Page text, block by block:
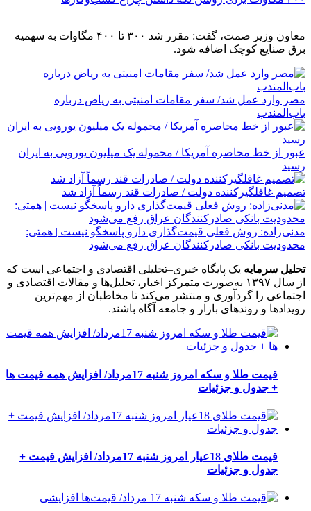
معاون وزیر صمت، گفت: مقرر شد ۳۰۰ تا ۴۰۰ مگاوات به سهمیه
برق صنایع کوچک اضافه شود.
مصر وارد عمل شد/ سفر مقامات امنیتی به ریاض درباره
باب‌المندب
عبور از خط محاصره آمریکا / محموله یک میلیون یورویی به ایران
رسید
تصمیم غافلگیرکننده دولت / صادرات قند رسماً آزاد شد
مدنی‌زاده: روش فعلی قیمت‌گذاری دارو پاسخگو نیست | همتی:
محدودیت بانکی صادرکنندگان عراق رفع می‌شود
تحلیل سرمایه یک پایگاه خبری–تحلیلی اقتصادی و اجتماعی است که
از سال ۱۳۹۷ به‌صورت متمرکز اخبار، تحلیل‌ها و مقالات اقتصادی و
اجتماعی را گردآوری و منتشر می‌کند تا مخاطبان از مهم‌ترین
رویدادها و روندهای بازار و جامعه آگاه باشند.
قیمت طلا و سکه امروز شنبه 17مرداد/ افزایش همه قیمت ها
+ جدول و جزئیات
قیمت طلای 18عیار امروز شنبه 17مرداد/ افزایش قیمت +
جدول و جزئیات